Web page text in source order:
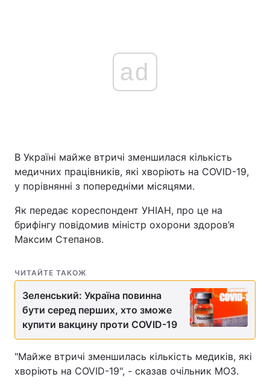
ad
В Україні майже втричі зменшилася кількість
медичних працівників, які хворіють на COVID-19,
у порівнянні з попередніми місяцями.
Як передає кореспондент УНІАН, про це на
брифінгу повідомив міністр охорони здоров’я
Максим Степанов.
ЧИТАЙТЕ ТАКОЖ
Зеленський: Україна повинна
бути серед перших, хто зможе
купити вакцину проти COVID-19
"Майже втричі зменшилась кількість медиків, які
хворіють на COVID-19", - сказав очільник МОЗ.